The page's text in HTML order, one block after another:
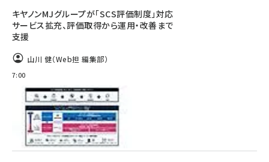
キヤノンMJグループが「SCS評価制度」対応
サービス拡充、評価取得から運用・改善まで
支援
山川 健（Web担 編集部）
7:00